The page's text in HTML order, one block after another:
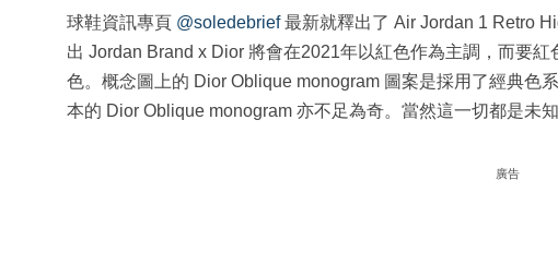
球鞋資訊專頁 @soledebrief最新就釋出了 Air Jordan 1 Retro
出 Jordan Brand x Dior 將會在2021年以紅色作為主調，而要
色。概念圖上的 Dior Oblique monogram 圖案是採用了經典色
本的 Dior Oblique monogram 亦不足為奇。當然這一切都是未
廣告